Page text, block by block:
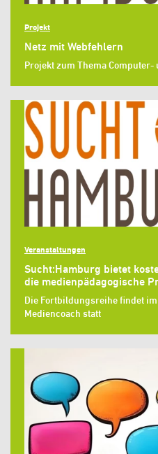
Projekt
Netz mit Webfehlern
Projekt zum Thema Computer-
Veranstaltungen
Sucht:Hamburg bietet
die medienpädagogische
Die Fortbildungsreihe findet
Mediencoach statt